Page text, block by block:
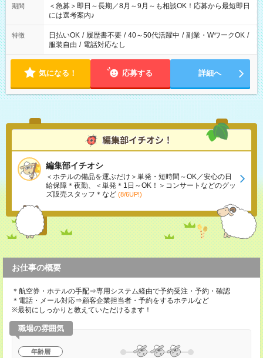
スタッフ スイーツ販売/ホテルフロント/化粧品販売/など 様々な
業界から入社して活躍されています♪
期間
＜急募＞即日～長期／8月～9月～も相談OK！応募から最短即日
には選考案内♪
特徴 日払いOK / 履歴書不要 / 40～50代活躍中 / 副業・WワークOK /
服装自由 / 電話対応なし
気になる！ 応募する 詳細へ
編集部イチオシ
＜ホテルの備品を運ぶだけ＞単発・短時間～OK／安心の日
給保障＊夜勤、＜単発＊1日～OK！＞コンサートなどのグッ
ズ販売スタッフ＊など (8/6UP!)
お仕事の概要
＊航空券・ホテルの手配⇒専用システム経由で予約受注・予約・確認
＊電話・メール対応⇒顧客企業担当者・予約をするホテルなど
※最初にしっかりと教えていただけるます！
職場の雰囲気
年齢層